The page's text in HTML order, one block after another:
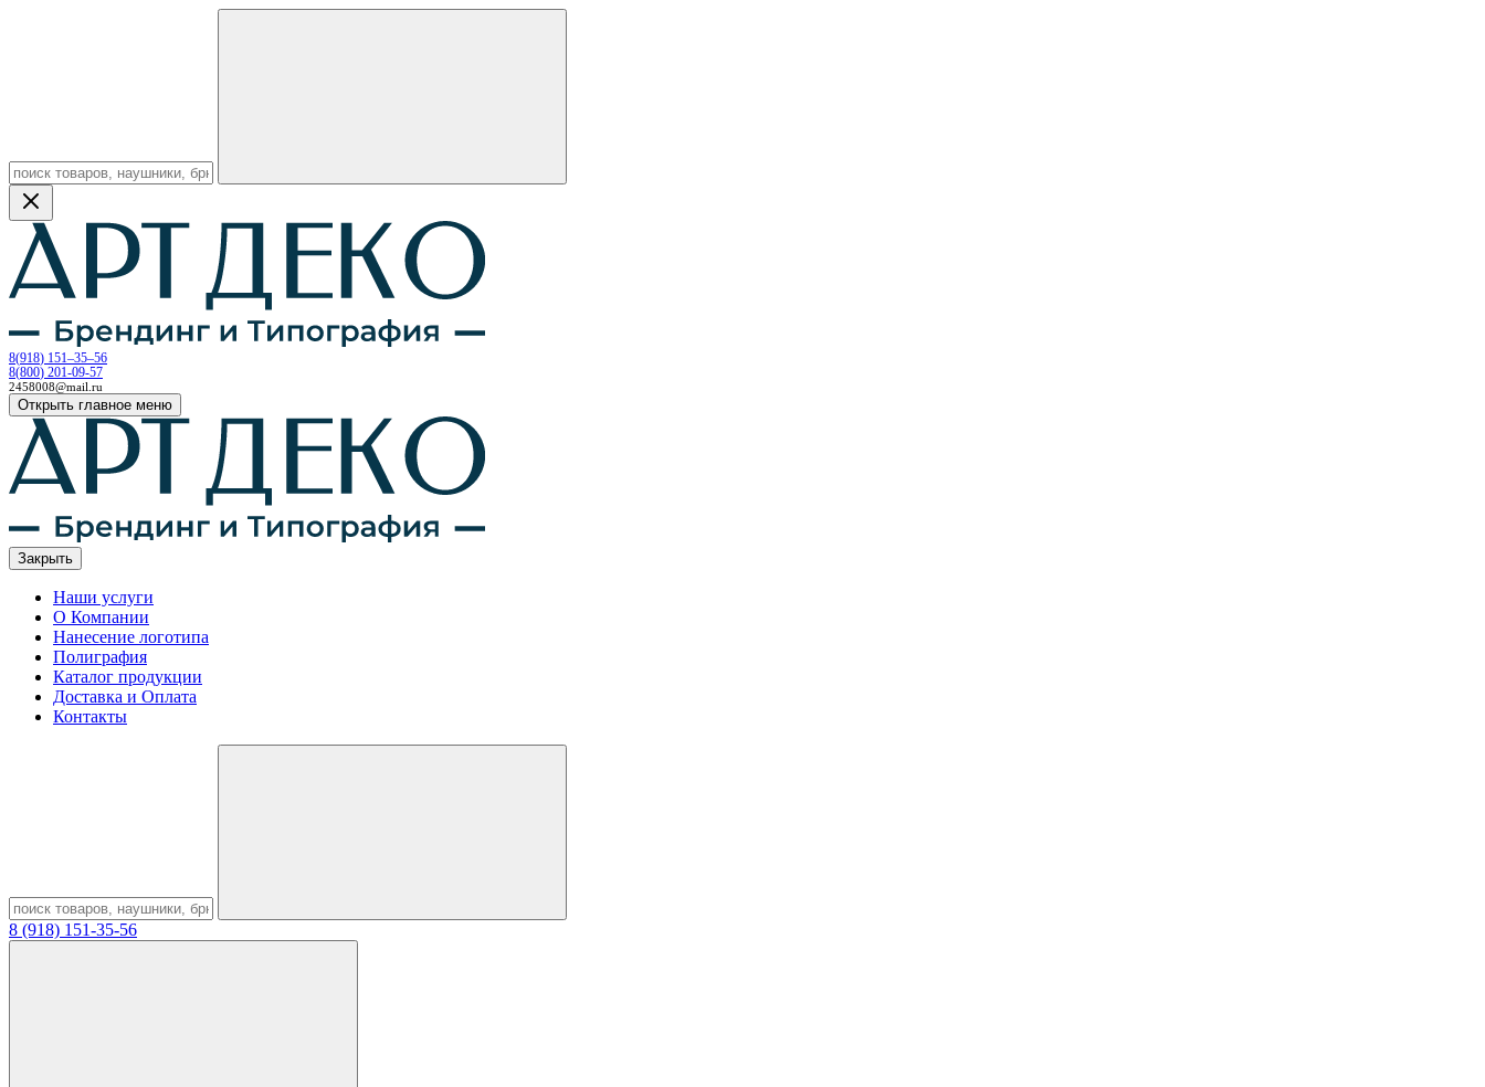
8(918) 151–35–56
8(800) 201-09-57
2458008@mail.ru
Открыть главное меню
Закрыть
Наши услуги
О Компании
Нанесение логотипа
Полиграфия
Каталог продукции
Доставка и Оплата
Контакты
8 (918) 151-35-56